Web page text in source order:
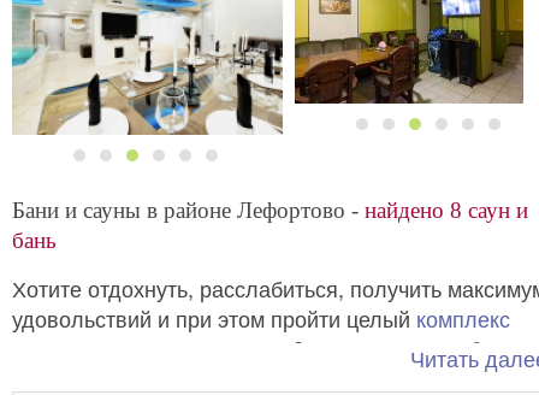
Бани и сауны в районе Лефортово - найдено 8 саун и
бань
Хотите отдохнуть, расслабиться, получить
удовольствий и при этом пройти целый комплекс
? Вам простоЧитать